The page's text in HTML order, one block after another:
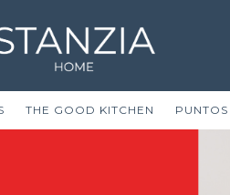
THE GOOD KITCHEN